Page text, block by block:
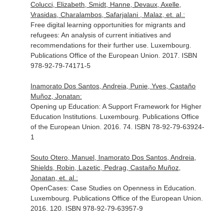
Colucci, Elizabeth, Smidt, Hanne, Devaux, Axelle,
Vrasidas, Charalambos, Safarjalani , Malaz, et. al.:
Free digital learning opportunities for migrants and
refugees: An analysis of current initiatives and
recommendations for their further use. Luxembourg.
Publications Office of the European Union. 2017. ISBN
978-92-79-74171-5
Inamorato Dos Santos, Andreia, Punie, Yves, Castaño
Muñoz, Jonatan:
Opening up Education: A Support Framework for Higher
Education Institutions. Luxembourg. Publications Office
of the European Union. 2016. 74. ISBN 78-92-79-63924-
1
Souto Otero, Manuel, Inamorato Dos Santos, Andreia,
Shields, Robin, Lazetic, Pedrag, Castaño Muñoz,
Jonatan, et. al.:
OpenCases: Case Studies on Openness in Education.
Luxembourg. Publications Office of the European Union.
2016. 120. ISBN 978-92-79-63957-9